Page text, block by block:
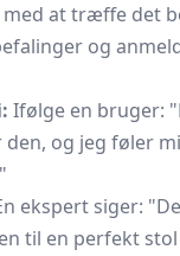
at træffe det
og
Ifølge en bruger:
og jeg føler
ekspert siger:
til en perfekt